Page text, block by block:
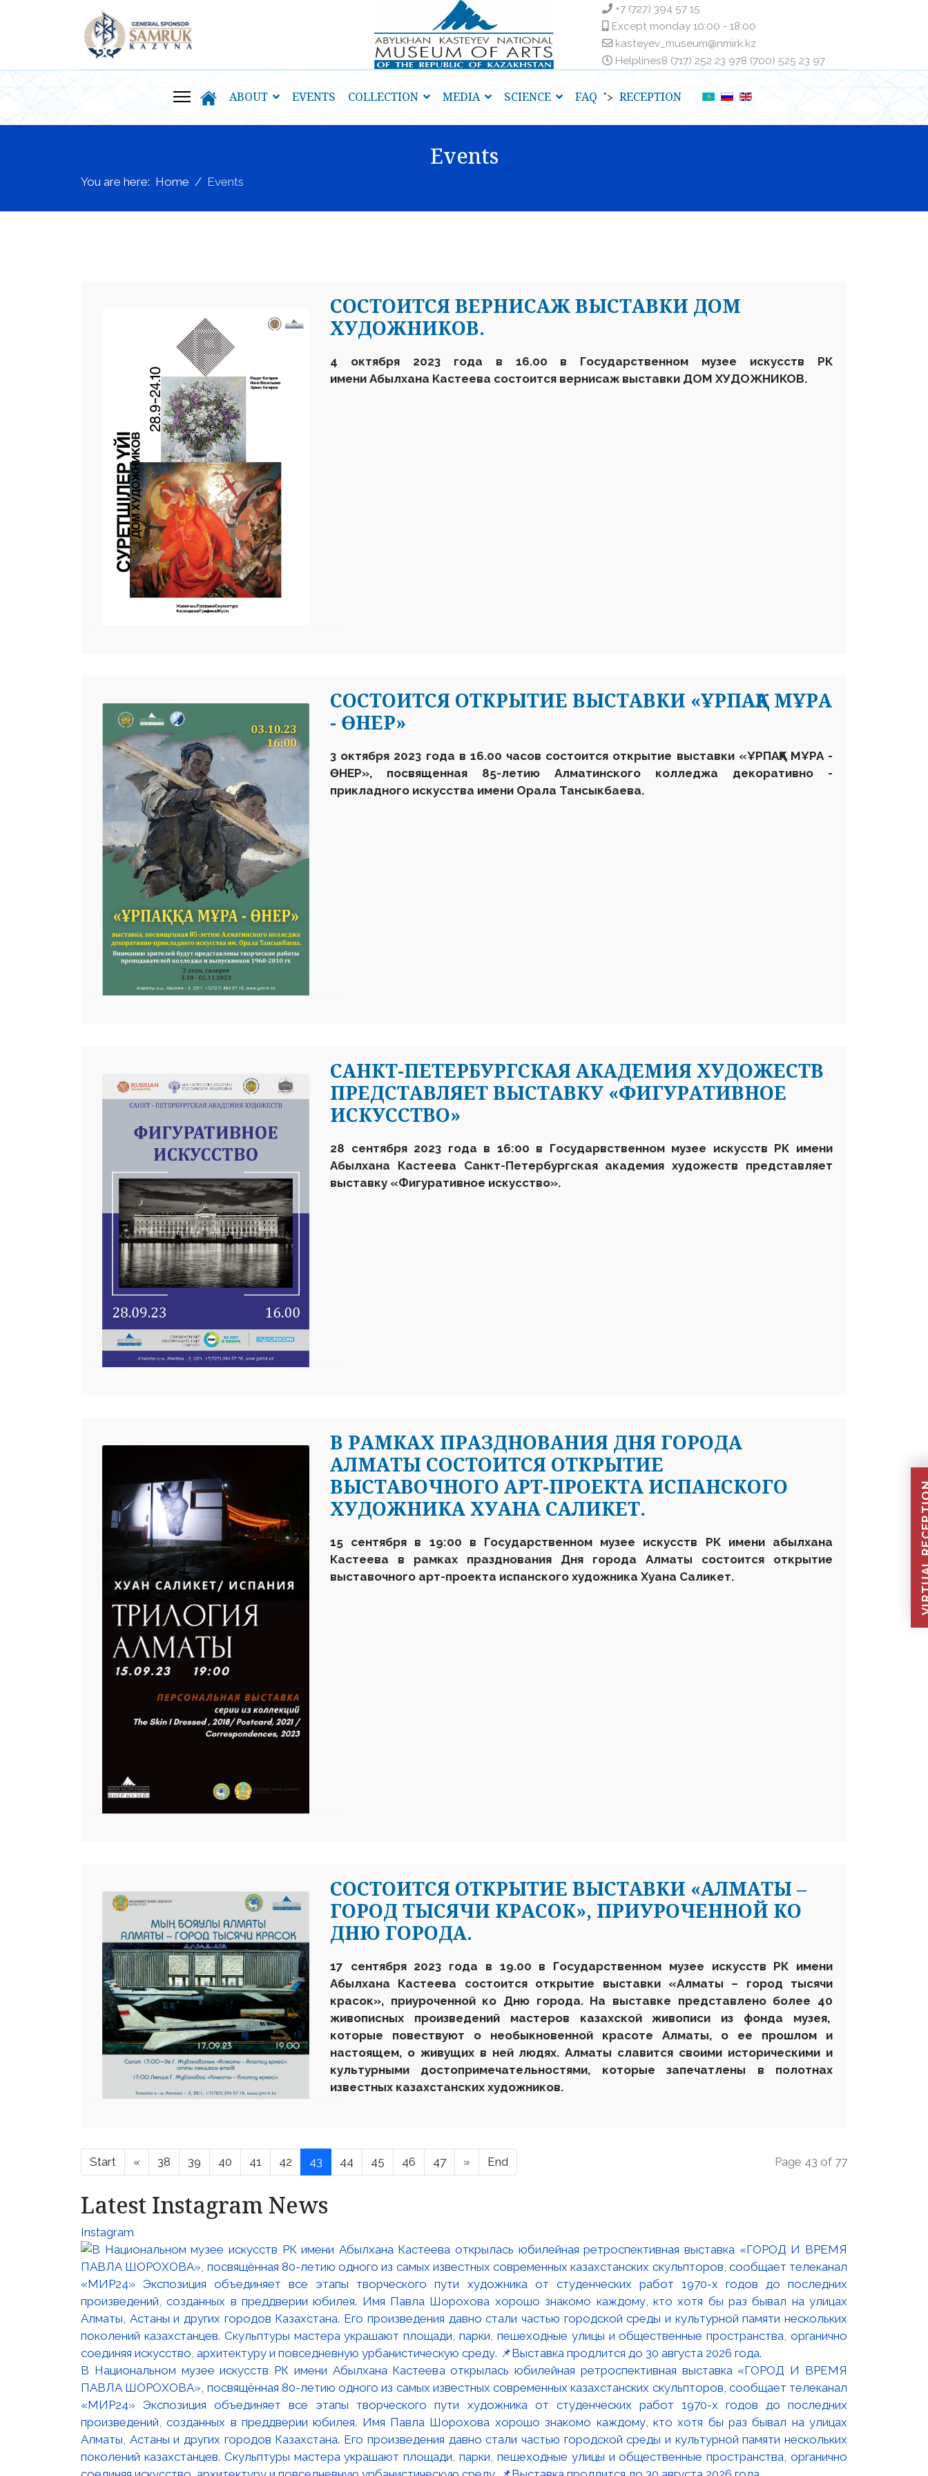
+7 (727) 394 57 15
Except monday 10:00 - 18:00
kasteyev_museum@nmirk.kz
Helplinesㅤ8 (717) 252 23 97ㅤㅤ8 (700) 525 23 97
ABOUT EVENTS COLLECTION MEDIA SCIENCE FAQ "> RECEPTION
Events
You are here: Home Events
СОСТОИТСЯ ВЕРНИСАЖ ВЫСТАВКИ ДОМ
ХУДОЖНИКОВ.
4 октября2023 года в 16.00 в Государственном музее искусств РК
имени Абылхана Кастеева состоится вернисаж выставки ДОМ ХУДОЖНИКОВ.
СОСТОИТСЯ ОТКРЫТИЕ ВЫСТАВКИ «ҰРПАҚҚА МҰРА
- ӨНЕР»
3 октября 2023 года в 16.00 часов состоится открытие выставки «ҰРПАҚҚА МҰРА -
ӨНЕР», посвященная 85-летию Алматинского колледжа декоративно -
прикладного искусства имени Орала Тансыкбаева.
САНКТ-ПЕТЕРБУРГСКАЯ АКАДЕМИЯ ХУДОЖЕСТВ
ПРЕДСТАВЛЯЕТ ВЫСТАВКУ «ФИГУРАТИВНОЕ
ИСКУССТВО»
28 сентября 2023 года в 16:00 в Государвственном музее искусств РК имени
Абылхана Кастеева Санкт-Петербургская академия художеств представляет
выставку «Фигуративное искусство».
В РАМКАХ ПРАЗДНОВАНИЯ ДНЯ ГОРОДА
АЛМАТЫ СОСТОИТСЯ ОТКРЫТИЕ
ВЫСТАВОЧНОГО АРТ-ПРОЕКТА ИСПАНСКОГО
ХУДОЖНИКА ХУАНА САЛИКЕТ.
15 сентября в 19:00 в Государственном музее искусств РК имени абылхана
Кастеева в рамках празднования Дня города Алматы состоится открытие
выставочного арт-проекта испанского художника Хуана Саликет.
СОСТОИТСЯ ОТКРЫТИЕ ВЫСТАВКИ «АЛМАТЫ –
ГОРОД ТЫСЯЧИ КРАСОК», ПРИУРОЧЕННОЙ КО
ДНЮ ГОРОДА.
17 сентября 2023 года в 19.00 в Государственном музее искусств РК имени
Абылхана Кастеева состоится открытие выставки «Алматы – город тысячи
красок», приуроченной ко Дню города. На выставке представлено более 40
живописных произведений мастеров казахской живописи из фонда музея,
которые повествуют о необыкновенной красоте Алматы, о ее прошлом и
настоящем, о живущих в ней людях. Алматы славится своими историческими и
культурными достопримечательностями, которые запечатлены в полотнах
известных казахстанских художников.
Start « 38 39 40 41 42 43 44 45 46 47 » End Page 43 of 77
Latest Instagram News
Instagram
В Национальном музее искусств РК имени Абылхана Кастеева открылась юбилейная ретроспективная выставка «ГОРОД И ВРЕМЯ
ПАВЛА ШОРОХОВА», посвящённая 80-летию одного из самых известных современных казахстанских скульпторов, сообщает телеканал
«МИР24» Экспозиция объединяет все этапы творческого пути художника от студенческих работ 1970-х годов до последних
произведений, созданных в преддверии юбилея. Имя Павла Шорохова хорошо знакомо каждому, кто хотя бы раз бывал на улицах
Алматы, Астаны и других городов Казахстана. Его произведения давно стали частью городской среды и культурной памяти нескольких
поколений казахстанцев. Скульптуры мастера украшают площади, парки, пешеходные улицы и общественные пространства, органично